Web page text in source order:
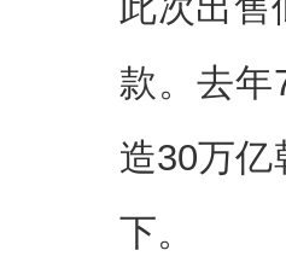
款。去年
造30万亿
下。